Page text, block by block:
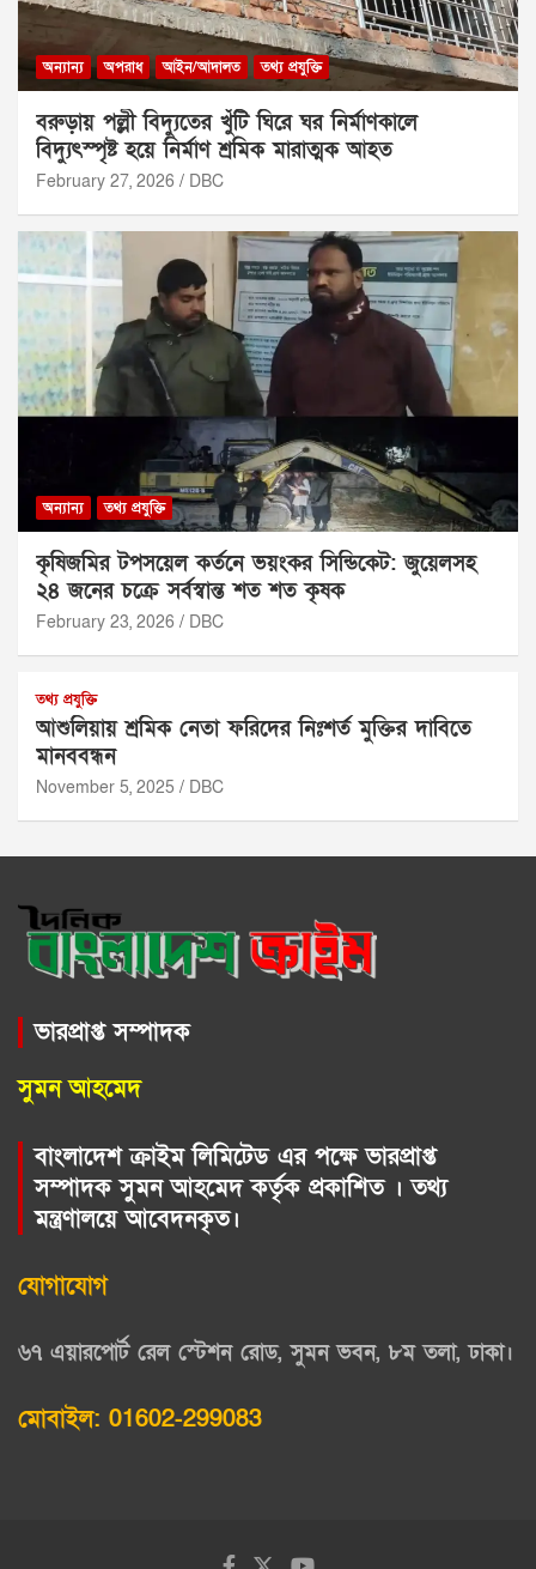
অন্যান্য অপরাধ আইন/আদালত তথ্য প্রযুক্তি
বরুড়ায় পল্লী বিদ্যুতের খুঁটি ঘিরে ঘর নির্মাণকালে
বিদ্যুৎস্পৃষ্ট হয়ে নির্মাণ শ্রমিক মারাত্মক আহত
February 27, 2026 DBC
অন্যান্য তথ্য প্রযুক্তি
কৃষিজমির টপসয়েল কর্তনে ভয়ংকর সিন্ডিকেট: জুয়েলসহ
২৪ জনের চক্রে সর্বস্বান্ত শত শত কৃষক
February 23, 2026 DBC
তথ্য প্রযুক্তি
আশুলিয়ায় শ্রমিক নেতা ফরিদের নিঃশর্ত মুক্তির দাবিতে
মানববন্ধন
November 5, 2025 DBC
ভারপ্রাপ্ত সম্পাদক
সুমন আহমেদ
বাংলাদেশ ক্রাইম লিমিটেড এর পক্ষে ভারপ্রাপ্ত
সম্পাদক সুমন আহমেদ কর্তৃক প্রকাশিত । তথ্য
মন্ত্রণালয়ে আবেদনকৃত।
যোগাযোগ
৬৭ এয়ারপোর্ট রেল স্টেশন রোড, সুমন ভবন, ৮ম তলা, ঢাকা।
মোবাইল: 01602-299083